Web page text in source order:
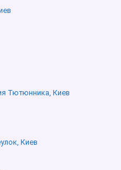
Тютюнника, Киев
Киев